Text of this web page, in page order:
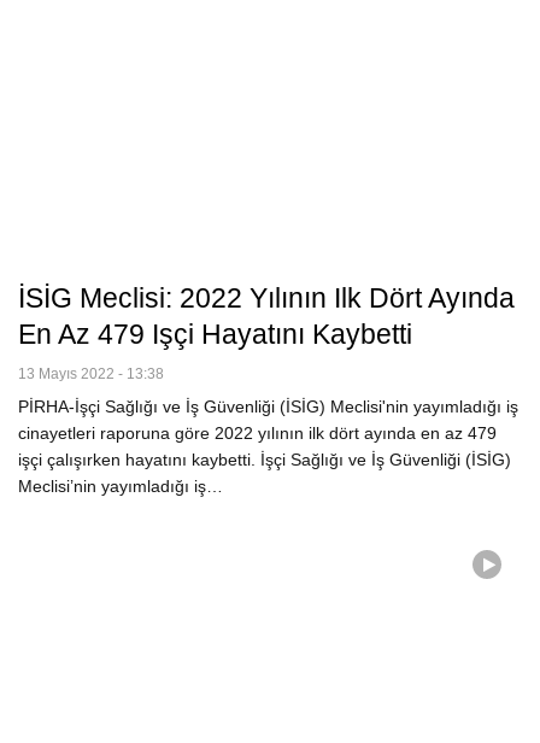
İSİG Meclisi: 2022 Yılının Ilk Dört Ayında
En Az 479 Işçi Hayatını Kaybetti
13 Mayıs 2022 - 13:38
PİRHA-İşçi Sağlığı ve İş Güvenliği (İSİG) Meclisi'nin yayımladığı iş
cinayetleri raporuna göre 2022 yılının ilk dört ayında en az 479
işçi çalışırken hayatını kaybetti. İşçi Sağlığı ve İş Güvenliği (İSİG)
Meclisi’nin yayımladığı iş…